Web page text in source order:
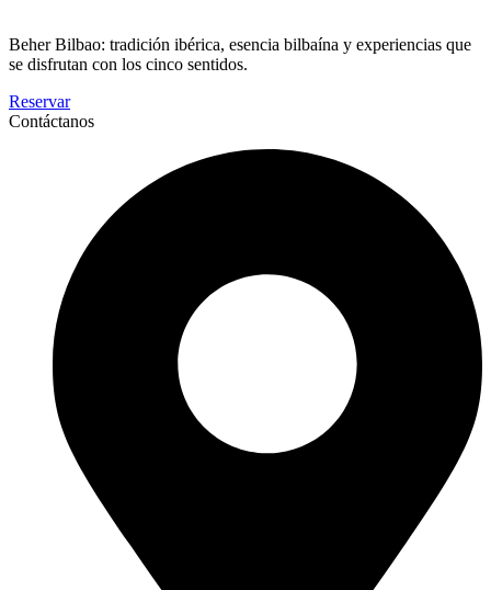
Beher Bilbao: tradición ibérica, esencia bilbaína y experiencias que
se disfrutan con los cinco sentidos.
Reservar
Contáctanos